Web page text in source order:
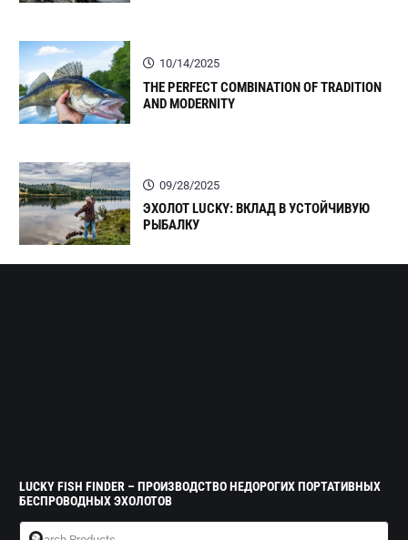
10/14/2025
THE PERFECT COMBINATION OF TRADITION
AND MODERNITY
09/28/2025
ЭХОЛОТ LUCKY: ВКЛАД В УСТОЙЧИВУЮ
РЫБАЛКУ
LUCKY FISH FINDER – ПРОИЗВОДСТВО НЕДОРОГИХ ПОРТАТИВНЫХ
БЕСПРОВОДНЫХ ЭХОЛОТОВ